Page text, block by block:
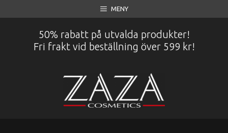
till
MENY
50% rabatt på utvalda produkter!
Fri frakt vid beställning över 599 kr!